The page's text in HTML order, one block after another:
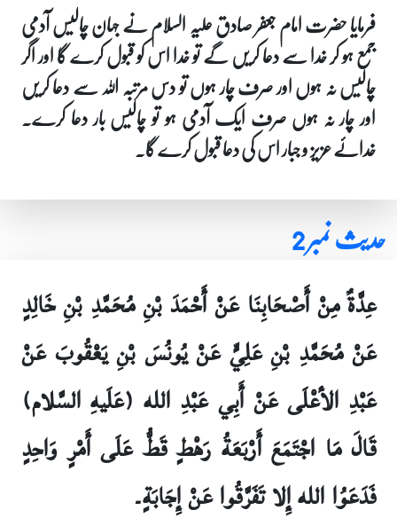
فرمایا حضرت امام جعفر صادق علیہ السلام نے جہان چالیس آدمی
جمع ہو کر خدا سے دعا کریں گے تو خدا اس کو قبول کرے گا اور اگر
چالیس نہ ہوں اور صرف چار ہوں تو دس مرتبہ اللہ سے دعا کریں
اور چار نہ ہوں صرف ایک آدمی ہو تو چالیس بار دعا کرے۔
خدائے عزیز و جبار اس کی دعا قبول کرے گا۔
حدیث نمبر 2
عِدَّةٌ مِنْ أَصْحَابِنَا عَنْ أَحْمَدَ بْنِ مُحَمَّدِ بْنِ خَالِدٍ
عَنْ مُحَمَّدِ بْنِ عَلِيٍّ عَنْ يُونُسَ بْنِ يَعْقُوبَ عَنْ
عَبْدِ الأعْلَى عَنْ أَبِي عَبْدِ الله (عَلَيهِ السَّلام)
قَالَ مَا اجْتَمَعَ أَرْبَعَةُ رَهْطٍ قَطُّ عَلَى أَمْرٍ وَاحِدٍ
فَدَعَوُا الله إِلا تَفَرَّقُوا عَنْ إِجَابَةٍ۔